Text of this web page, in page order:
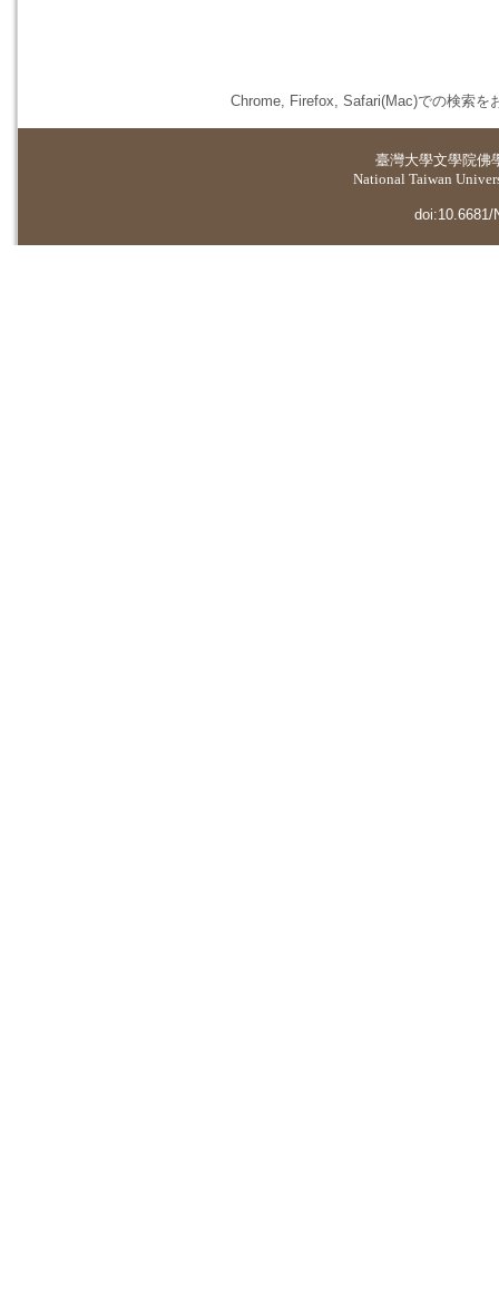
Chrome, Firefox, Safari(Mac)での検索を
臺灣大學文學院佛
National Taiwan
doi:10.6681/